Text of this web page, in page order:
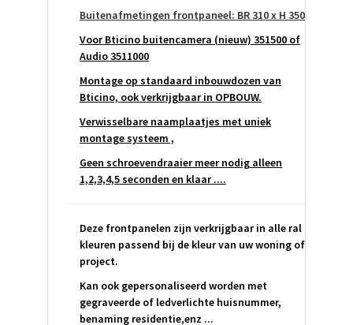
Buitenafmetingen frontpaneel: BR 310 x H 350
Voor Bticino buitencamera (nieuw) 351500 of
Audio 3511000
Montage op standaard inbouwdozen van
Bticino, ook verkrijgbaar in OPBOUW.
Verwisselbare naamplaatjes met uniek
montage systeem ,
Geen schroevendraaier meer nodig alleen
1,2,3,4,5 seconden en klaar ....
Deze frontpanelen zijn verkrijgbaar in alle ral
kleuren passend bij de kleur van uw woning of
project.
Kan ook gepersonaliseerd worden met
gegraveerde of ledverlichte huisnummer,
benaming residentie,enz ...